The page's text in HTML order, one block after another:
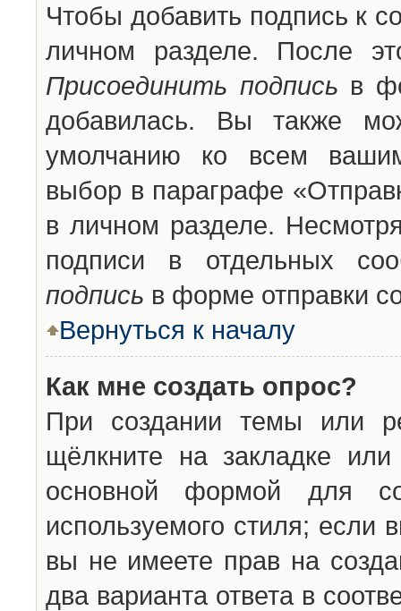
Чтобы добавить подпись к
личном разделе. После
Присоединить подпись в
добавилась. Вы также
умолчанию ко всем
выбор в параграфе
в личном разделе.
подписи в отдельных
подпись в форме отправки
Вернуться к началу
Как мне создать опрос?
При создании темы или
щёлкните на закладке
основной формой для
используемого стиля; если
вы не имеете прав на
два варианта ответа в